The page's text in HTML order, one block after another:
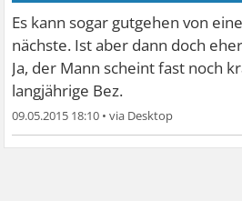
Ich wünsche Dir alles Liebe auf
der Abendschein
Es kann sogar gutgehen von
nächste. Ist aber dann doch
Ja, der Mann scheint fast noch
langjährige Bez.
09.05.2015 18:10 •